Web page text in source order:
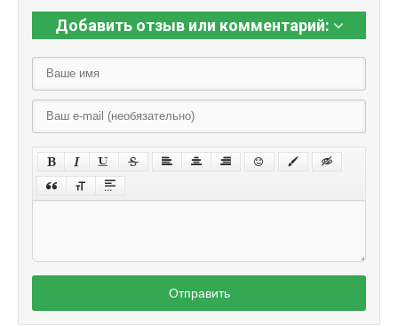
Добавить отзыв или комментарий:
Отправить